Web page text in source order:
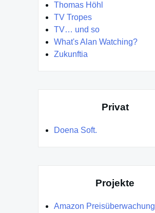
Thomas Höhl
TV Tropes
TV… und so
What's Alan Watching?
Zukunftia
Privat
Doena Soft.
Projekte
Amazon Preisüberwachung